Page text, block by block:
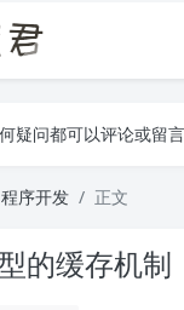
疑问都可以评论或留
疑问都可以评论或留言
程序开发 正文
的缓存机制